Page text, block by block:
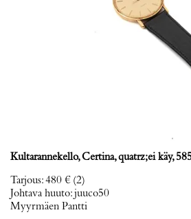
Kultarannekello, Certina, quatrz;ei käy,
Tarjous:480 € (2)
Johtava huuto:juuco50
Myyrmäen Pantti